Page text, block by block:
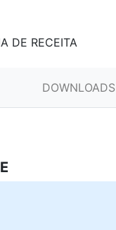
DE RECEITA
DOWNLOADS